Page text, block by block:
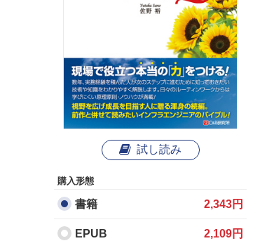
試し読み
購入形態
書籍 2,343円
EPUB 2,109円